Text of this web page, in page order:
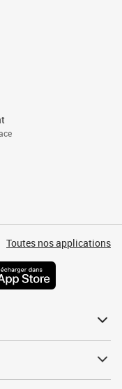
Toutes nos applications